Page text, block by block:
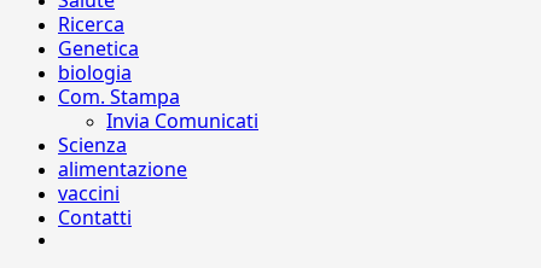
Ricerca
Genetica
biologia
Com. Stampa
Invia Comunicati
Scienza
alimentazione
vaccini
Contatti